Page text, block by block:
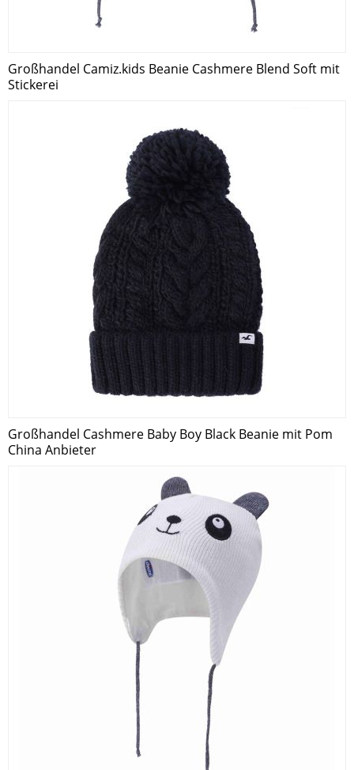
Großhandel Camiz.kids Beanie Cashmere Blend Soft mit
Stickerei
Großhandel Cashmere Baby Boy Black Beanie mit Pom
China Anbieter